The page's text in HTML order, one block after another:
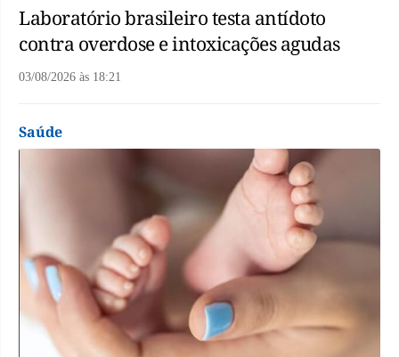
Laboratório brasileiro testa antídoto
contra overdose e intoxicações agudas
03/08/2026 às 18:21
Saúde